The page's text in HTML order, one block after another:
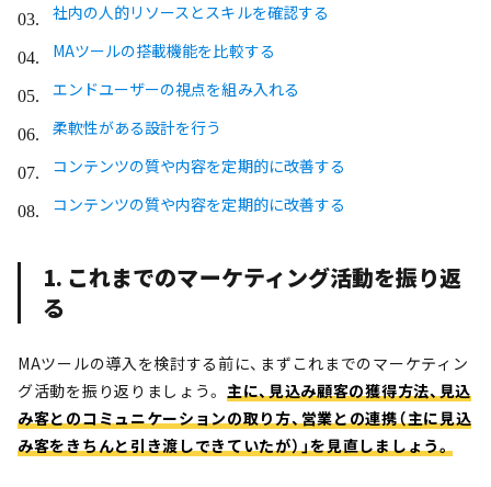
社内の人的リソースとスキルを確認する
MAツールの搭載機能を比較する
エンドユーザーの視点を組み入れる
柔軟性がある設計を行う
コンテンツの質や内容を定期的に改善する
コンテンツの質や内容を定期的に改善する
1. これまでのマーケティング活動を振り返
る
MAツールの導入を検討する前に、まずこれまでのマーケティン
グ活動を振り返りましょう。 主に、見込み顧客の獲得方法、見込
み客とのコミュニケーションの取り方、営業との連携（主に見込
み客をきちんと引き渡しできていたが）」を見直しましょう。